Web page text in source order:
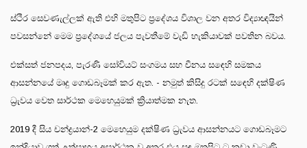
ස්ථිර සෙවණැල්ලක් ඇති එහි මතුපිට ප්‍රදේශය විශාල වන අතර විද්‍යාඥයින්
පවසන්නේ මෙම ප්‍රදේශයේ ජලය පැවතීමේ වැඩි හැකියාවක් පවතින බවය.
එක්සත් ජනපදය, පැරණි සෝවියට් සංගමය සහ චීනය සඳෙහි සමකය
ආසන්නයේ මෘදු ගොඩබෑමක් කර ඇත. - නමුත් කිසිදු රටක් සඳෙහි දක්ෂිණ
ධ්‍රැවය වෙත සාර්ථක මෙහෙයුමක් ක්‍රියාත්මක නැත.
2019 දී සිය චන්ද්‍රයාන්-2 මෙහෙයුම දක්ෂිණ ධ්‍රැවය ආසන්නයට ගොඩබෑමට